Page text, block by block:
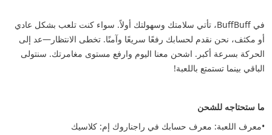
في BuffBuff، تأتي سلامتك وسهولتك أولاً. سواء كنت تلعب بشكل عادي
أو مكثف، نحن نقدم لحسابك رفعًا سريعًا وآمنًا. تخطى الانتظار—عد إلى
الحركة بسرعة أكبر. اشحن معنا اليوم وارفع مستوى مغامرتك. سنتولى
الباقي بينما تستمتع باللعبة!
ما ستحتاجه للشحن
•معرف اللعبة: معرف حسابك في راجناروك إم: كلاسيك